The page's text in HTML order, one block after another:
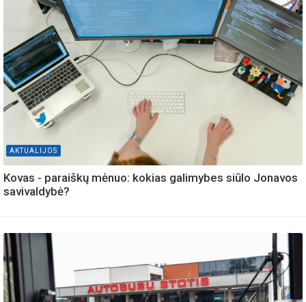
AKTUALIJOS
Kovas - paraiškų mėnuo: kokias galimybes siūlo Jonavos
savivaldybė?